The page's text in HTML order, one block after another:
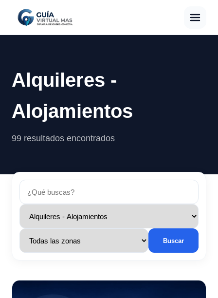
Alquileres -
Alojamientos
99 resultados encontrados
Buscar